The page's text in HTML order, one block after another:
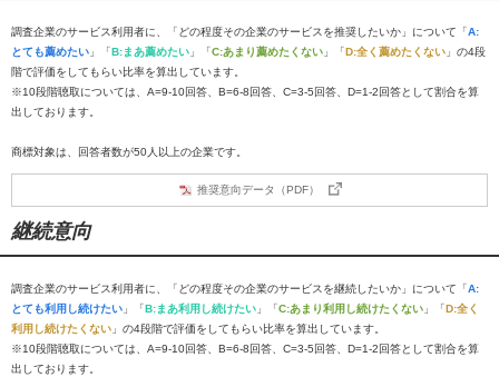
調査企業のサービス利用者に、「どの程度その企業のサービスを推奨したいか」について「A:
とても薦めたい 」「B:まあ薦めたい 」「C:あまり薦めたくない 」「D:全く薦めたくない 」の4段
階で評価をしてもらい比率を算出しています。
※10段階聴取については、A=9-10回答、B=6-8回答、C=3-5回答、D=1-2回答として割合を算
出しております。
商標対象は、回答者数が50人以上の企業です。
推奨意向データ（PDF）
継続意向
調査企業のサービス利用者に、「どの程度その企業のサービスを継続したいか」について「A:
とても利用し続けたい 」「B:まあ利用し続けたい 」「C:あまり利用し続けたくない 」「D:全く
利用し続けたくない 」の4段階で評価をしてもらい比率を算出しています。
※10段階聴取については、A=9-10回答、B=6-8回答、C=3-5回答、D=1-2回答として割合を算
出しております。